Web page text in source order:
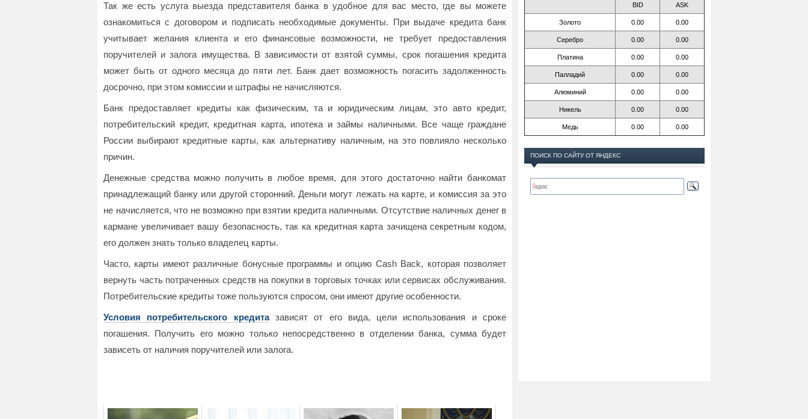
Так же есть услуга выезда представителя банка в удобное для вас место, где вы можете
ознакомиться с договором и подписать необходимые документы. При выдаче кредита банк
учитывает желания клиента и его финансовые возможности, не требует предоставления
поручителей и залога имущества. В зависимости от взятой суммы, срок погашения кредита
может быть от одного месяца до пяти лет. Банк дает возможность погасить задолженность
досрочно, при этом комиссии и штрафы не начисляются.
Банк предоставляет кредиты как физическим, та и юридическим лицам, это авто кредит,
потребительский кредит, кредитная карта, ипотека и займы наличными. Все чаще граждане
России выбирают кредитные карты, как альтернативу наличным, на это повлияло несколько
причин.
Денежные средства можно получить в любое время, для этого достаточно найти банкомат
принадлежащий банку или другой сторонний. Деньги могут лежать на карте, и комиссия за это
не начисляется, что не возможно при взятии кредита наличными. Отсутствие наличных денег в
кармане увеличивает вашу безопасность, так ка кредитная карта зачищена секретным кодом,
его должен знать только владелец карты.
Часто, карты имеют различные бонусные программы и опцию Cash Back, которая позволяет
вернуть часть потраченных средств на покупки в торговых точках или сервисах обслуживания.
Потребительские кредиты тоже пользуются спросом, они имеют другие особенности.
Условия потребительского кредитазависят от его вида, цели использования и сроке
погашения. Получить его можно только непосредственно в отделении банка, сумма будет
зависеть от наличия поручителей или залога.
BID ASK
Золото 0.00 0.00
Серебро 0.00 0.00
Платина 0.00 0.00
Палладий 0.00 0.00
Алюминий 0.00 0.00
Никель 0.00 0.00
Медь 0.00 0.00
ПОИСК ПО САЙТУ ОТ ЯНДЕКС